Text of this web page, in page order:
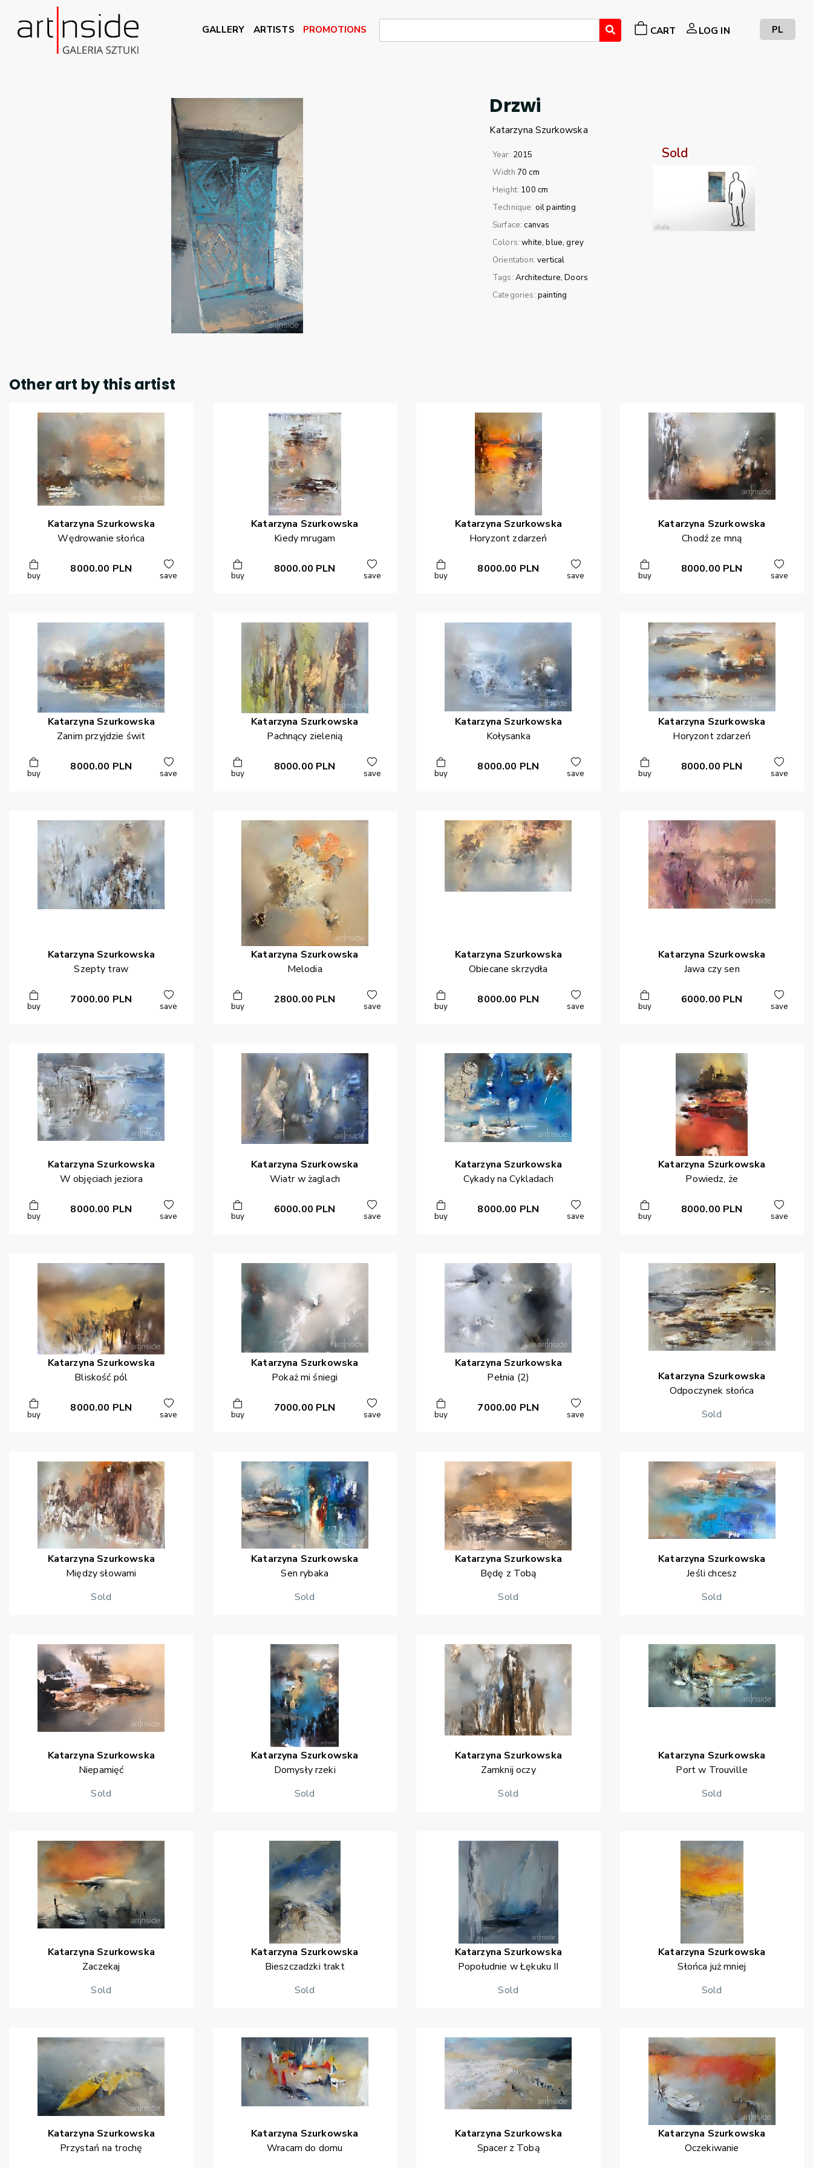
GALLERY ARTISTS PROMOTIONS CART LOG IN PL
Drzwi
Katarzyna Szurkowska
Year: 2015
Width 70 cm
Height: 100 cm
Technique: oil painting
Surface:canvas
Colors:white blue grey
Orientation:vertical
Tags: Architecture Doors
Categories: painting
Sold
Other art by this artist
Katarzyna Szurkowska
Wędrowanie słońca
buy
8000.00 PLN
save
Katarzyna Szurkowska
Kiedy mrugam
buy
8000.00 PLN
save
Katarzyna Szurkowska
Horyzont zdarzeń
buy
8000.00 PLN
save
Katarzyna Szurkowska
Chodź ze mną
buy
8000.00 PLN
save
Katarzyna Szurkowska
Zanim przyjdzie świt
buy
8000.00 PLN
save
Katarzyna Szurkowska
Pachnący zielenią
buy
8000.00 PLN
save
Katarzyna Szurkowska
Kołysanka
buy
8000.00 PLN
save
Katarzyna Szurkowska
Horyzont zdarzeń
buy
8000.00 PLN
save
Katarzyna Szurkowska
Szepty traw
buy
7000.00 PLN
save
Katarzyna Szurkowska
Melodia
buy
2800.00 PLN
save
Katarzyna Szurkowska
Obiecane skrzydła
buy
8000.00 PLN
save
Katarzyna Szurkowska
Jawa czy sen
buy
6000.00 PLN
save
Katarzyna Szurkowska
W objęciach jeziora
buy
8000.00 PLN
save
Katarzyna Szurkowska
Wiatr w żaglach
buy
6000.00 PLN
save
Katarzyna Szurkowska
Cykady na Cykladach
buy
8000.00 PLN
save
Katarzyna Szurkowska
Powiedz, że
buy
8000.00 PLN
save
Katarzyna Szurkowska
Bliskość pól
buy
8000.00 PLN
save
Katarzyna Szurkowska
Pokaż mi śniegi
buy
7000.00 PLN
save
Katarzyna Szurkowska
Pełnia (2)
buy
7000.00 PLN
save
Katarzyna Szurkowska
Odpoczynek słońca
Sold
Katarzyna Szurkowska
Między słowami
Sold
Katarzyna Szurkowska
Sen rybaka
Sold
Katarzyna Szurkowska
Będę z Tobą
Sold
Katarzyna Szurkowska
Jeśli chcesz
Sold
Katarzyna Szurkowska
Niepamięć
Sold
Katarzyna Szurkowska
Domysły rzeki
Sold
Katarzyna Szurkowska
Zamknij oczy
Sold
Katarzyna Szurkowska
Port w Trouville
Sold
Katarzyna Szurkowska
Zaczekaj
Sold
Katarzyna Szurkowska
Bieszczadzki trakt
Sold
Katarzyna Szurkowska
Popołudnie w Łękuku II
Sold
Katarzyna Szurkowska
Słońca już mniej
Sold
Katarzyna Szurkowska
Przystań na trochę
Katarzyna Szurkowska
Wracam do domu
Katarzyna Szurkowska
Spacer z Tobą
Katarzyna Szurkowska
Oczekiwanie